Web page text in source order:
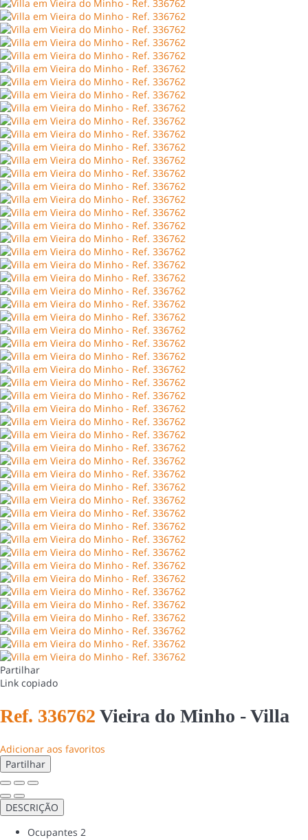
Partilhar
Link copiado
Ref. 336762 Vieira do Minho -Villa
Adicionar aos favoritos
Partilhar
DESCRIÇÃO
Ocupantes 2